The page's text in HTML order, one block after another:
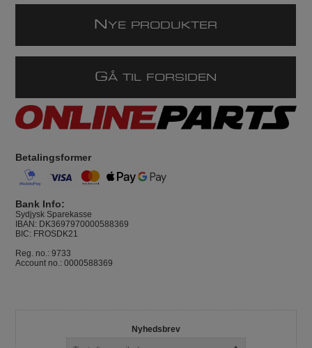
N YE PRODUKTER
GÅ TIL FORSIDEN
Betalingsformer
Bank Info:
Sydjysk Sparekasse
IBAN: DK3697970000588369
BIC: FROSDK21
Reg. no.: 9733
Account no.: 0000588369
Nyhedsbrev